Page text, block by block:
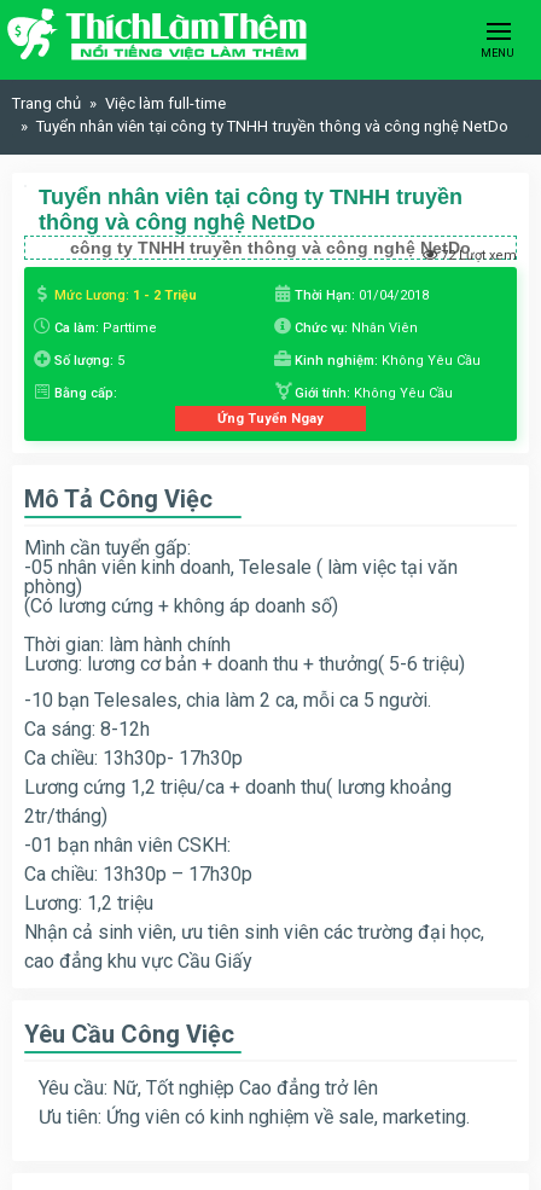
Skip to content
MENU
Trang chủ
Việc làm full-time
Tuyển nhân viên tại công ty TNHH truyền thông và công nghệ NetDo
Tuyển nhân viên tại công ty TNHH truyền
thông và công nghệ NetDo
công ty TNHH truyền thông và công nghệ NetDo72 Lượt xem
Mức Lương: 1 - 2 Triệu Thời Hạn: 01/04/2018
Ca làm: Parttime Chức vụ: Nhân Viên
Số lượng: 5 Kinh nghiệm: Không Yêu Cầu
Bằng cấp: Giới tính: Không Yêu Cầu
Ứng Tuyển Ngay
Mô Tả Công Việc
Mình cần tuyển gấp:
-05 nhân viên kinh doanh, Telesale ( làm việc tại văn
phòng)
(Có lương cứng + không áp doanh số)
Thời gian: làm hành chính
Lương: lương cơ bản + doanh thu + thưởng( 5-6 triệu)
-10 bạn Telesales, chia làm 2 ca, mỗi ca 5 người.
Ca sáng: 8-12h
Ca chiều: 13h30p- 17h30p
Lương cứng 1,2 triệu/ca + doanh thu( lương khoảng
2tr/tháng)
-01 bạn nhân viên CSKH:
Ca chiều: 13h30p – 17h30p
Lương: 1,2 triệu
Nhận cả sinh viên, ưu tiên sinh viên các trường đại học,
cao đẳng khu vực Cầu Giấy
Yêu Cầu Công Việc
Yêu cầu: Nữ, Tốt nghiệp Cao đẳng trở lên
Ưu tiên: Ứng viên có kinh nghiệm về sale, marketing.